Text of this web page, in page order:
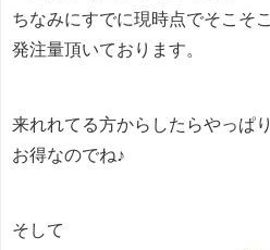
ちなみにすでに現時点でそこそこ
発注量頂いております。
来れれてる方からしたらやっぱり
お得なのでね♪
そして